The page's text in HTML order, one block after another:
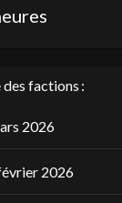
factions :
2026
2026